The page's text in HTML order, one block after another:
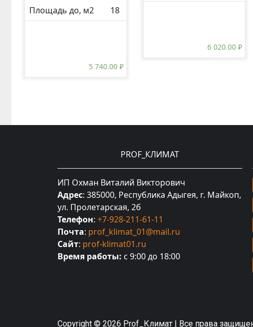
Площадь до, м2 18
5 740.00₽
6 020.00₽
PROF_КЛИМАТ
ИП Охман Виталий Викторович
Адрес: 385000, Республика Адыгея, г. Майкоп,
ул. Пролетарская, 2б
Телефон: +7-928-211-61-11
Почта: prof_klimat_01@mail.ru
Сайт: prof-klimat01.ru
Время работы: с 9:00 до 18:00
Copyright © 2026 Prof_Климат | Все права